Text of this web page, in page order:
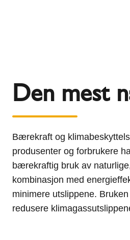
Den mest
Bærekraft og
produsenter og forbrukere
bærekraftig bruk av
kombinasjon med
minimere utslippene.
redusere